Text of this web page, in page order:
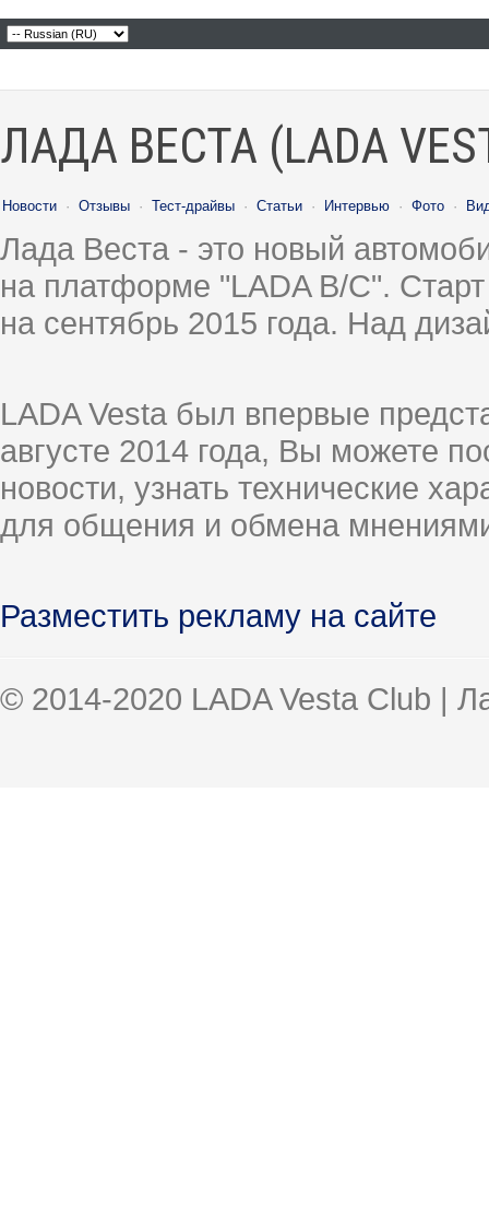
ЛАДА ВЕСТА (LADA
Новости · Отзывы · Тест-драйвы · Статьи · Интервью · Фото ·
Лада Веста - это новый
на платформе "LADA B/C".
на сентябрь 2015 года. Над
LADA Vesta был впервые
августе 2014 года, Вы можете
новости, узнать технические
для общения и обмена
Разместить рекламу на сайте
© 2014-2020 LADA Vesta Club |